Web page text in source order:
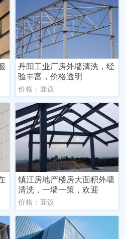
丹阳工业厂房外墙清洗，经
验丰富，价格透明
价格：面议
镇江房地产楼房大面积外墙
清洗，一墙一策，欢迎
价格：面议